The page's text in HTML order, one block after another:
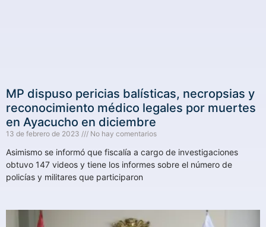
MP dispuso pericias balísticas, necropsias y
reconocimiento médico legales por muertes
en Ayacucho en diciembre
13 de febrero de 2023 No hay comentarios
Asimismo se informó que fiscalía a cargo de investigaciones
obtuvo 147 videos y tiene los informes sobre el número de
policías y militares que participaron